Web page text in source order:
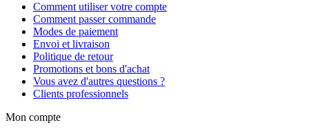
Comment utiliser votre compte
Comment passer commande
Modes de paiement
Envoi et livraison
Politique de retour
Promotions et bons d'achat
Vous avez d'autres questions ?
Clients professionnels
Mon compte